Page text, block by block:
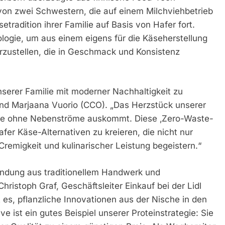
zwei Schwestern, die auf einem Milchviehbetrieb
ihrer Familie auf Basis von Hafer fort.
um aus einem eigens für die Käseherstellung
die in Geschmack und Konsistenz
Familie mit moderner Nachhaltigkeit zu
Marjaana Vuorio (CCO). „Das Herzstück unserer
Nebenströme auskommt. Diese ‚Zero-Waste-
Käse-Alternativen zu kreieren, die nicht nur
und kulinarischer Leistung begeistern.“
aus traditionellem Handwerk und
Graf, Geschäftsleiter Einkauf bei der Lidl
pflanzliche Innovationen aus der Nische in den
ist ein gutes Beispiel unserer Proteinstrategie: Sie